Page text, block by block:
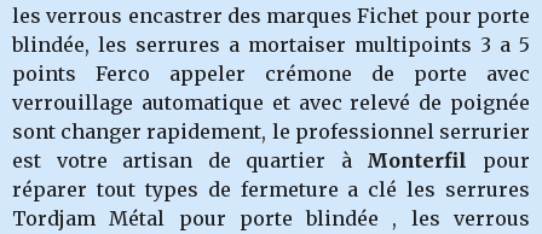
les verrous encastrer des marques Fichet pour porte
blindée, les serrures a mortaiser multipoints 3 a 5
points Ferco appeler crémone de porte avec
verrouillage automatique et avec relevé de poignée
sont changer rapidement, le professionnel serrurier
est votre artisan de quartier à Monterfil
pour
réparer tout types de fermeture a clé les serrures
Tordjam Métal pour porte blindée , les verrous